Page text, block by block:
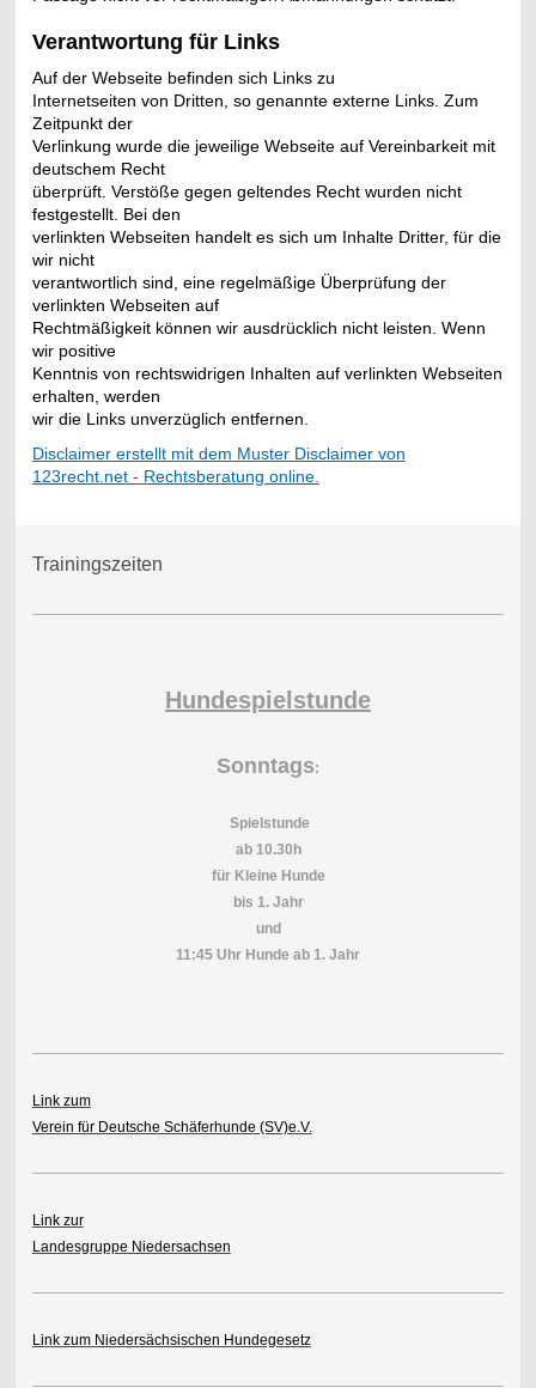
Verantwortung für Links
Auf der Webseite befinden sich Links zu
Internetseiten von Dritten, so genannte externe Links. Zum
Zeitpunkt der
Verlinkung wurde die jeweilige Webseite auf Vereinbarkeit mit
deutschem Recht
überprüft. Verstöße gegen geltendes Recht wurden nicht
festgestellt. Bei den
verlinkten Webseiten handelt es sich um Inhalte Dritter, für die
wir nicht
verantwortlich sind, eine regelmäßige Überprüfung der
verlinkten Webseiten auf
Rechtmäßigkeit können wir ausdrücklich nicht leisten. Wenn
wir positive
Kenntnis von rechtswidrigen Inhalten auf verlinkten Webseiten
erhalten, werden
wir die Links unverzüglich entfernen.
Disclaimer erstellt mit dem Muster Disclaimer von
123recht.net - Rechtsberatung online.
Trainingszeiten
Hundespielstunde
Sonntags:
Spielstunde
ab 10.30h
für Kleine Hunde
bis 1. Jahr
und
11:45 Uhr Hunde ab 1. Jahr
Link zum
Verein für Deutsche Schäferhunde (SV)e.V.
Link zur
Landesgruppe Niedersachsen
Link zum Niedersächsischen Hundegesetz